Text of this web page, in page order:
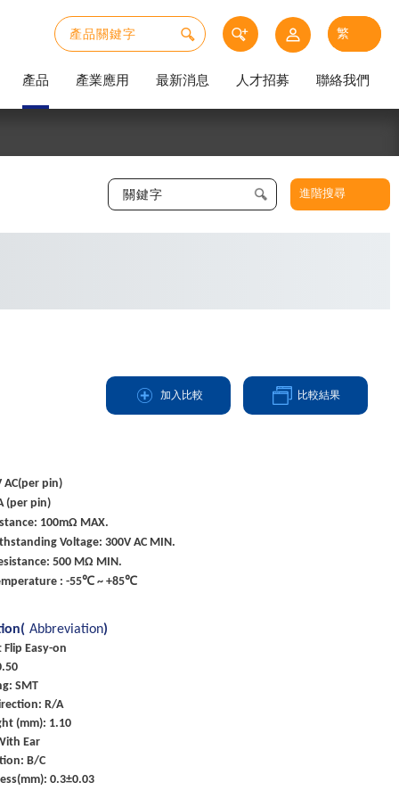
產品 產業應用 最新消息 人才招募 聯絡我們
進階搜尋
加入比較 比較結果
AC(per pin)
(per pin)
100mΩ MAX.
Voltage: 300V AC MIN.
500 MΩ MIN.
: -55℃ ~ +85℃
Abbreviation)
Easy-on
SMT
R/A
(mm): 1.10
Ear
B/C
0.3±0.03